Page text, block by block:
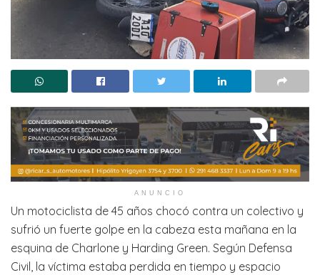
ANUNCIO
Un motociclista de 45 años chocó contra un colectivo y
sufrió un fuerte golpe en la cabeza esta mañana en la
esquina de Charlone y Harding Green. Según Defensa
Civil, la víctima estaba perdida en tiempo y espacio